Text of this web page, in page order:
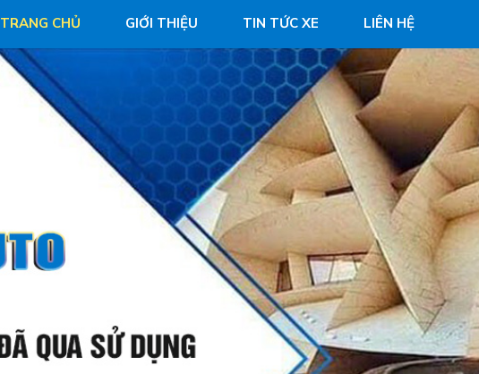
TRANG CHỦ GIỚI THIỆU TIN TỨC XE LIÊN HỆ